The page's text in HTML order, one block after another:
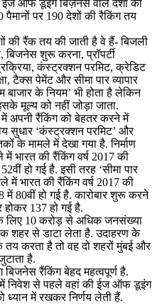
ईज ऑफ डूइंग बिज़नेस वाले देशों की
पर 190 देशों की रैकिंग तय
की रैंक तय की जाती है वे हैं- बिजली
शुरू करना, प्रॉपर्टी
कंस्ट्रक्शन परमिट, क्रेडिट
टैक्स पेमेंट और सीमा पार व्यापार
बाजार के नियम’ भी होता है लेकिन
मूल्य को नहीं जोड़ा जाता.
अपनी रैंकिंग को बेहतर करने में
सुधार ‘कंस्ट्रक्शन परमिट’ और
के मामले में देखा गया है. निर्माण
भारत की रैंकिंग वर्ष 2017 की
हो गई है. इसी तरह ‘सीमा पार
में भारत की रैंकिंग वर्ष 2017 की
में 80वीं हो गई है. कारोबार शुरू करने
137 हो गई है.
लिए 10 करोड़ से अधिक जनसंख्या
शहर से डाटा लेता है. उदाहरण के
करता है तो वह दो शहरों मुंबई और
है.
रैंकिंग बेहद महत्वपूर्ण है.
में निवेश से पहले वहां की ईज ऑफ डूइंग
ध्यान में रखकर निर्णय लेती हैं.